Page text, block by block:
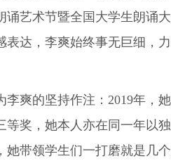
诵艺术节暨全国大学生朗
表达，李爽始终事无巨细，
的坚持作注：2019年，她
等奖，她本人亦在同一年
她带领学生们一打磨就是几